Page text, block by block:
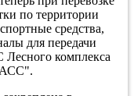
по территории
средства,
для передачи
комплекса